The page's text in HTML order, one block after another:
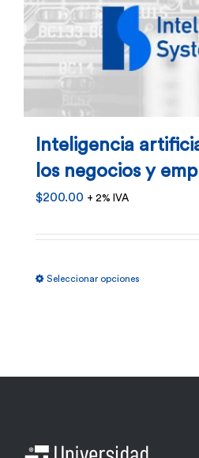
producto
Inteligencia
los negocios y
$200.00 + 2% IVA
Seleccionar opciones